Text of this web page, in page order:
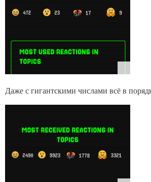
Даже с гигантскими числами всё в